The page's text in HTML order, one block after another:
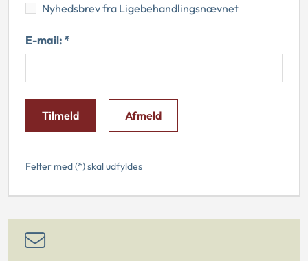
Nyhedsbrev fra Ligebehandlingsnævnet
E-mail: *
Tilmeld Afmeld
Felter med (*) skal udfyldes